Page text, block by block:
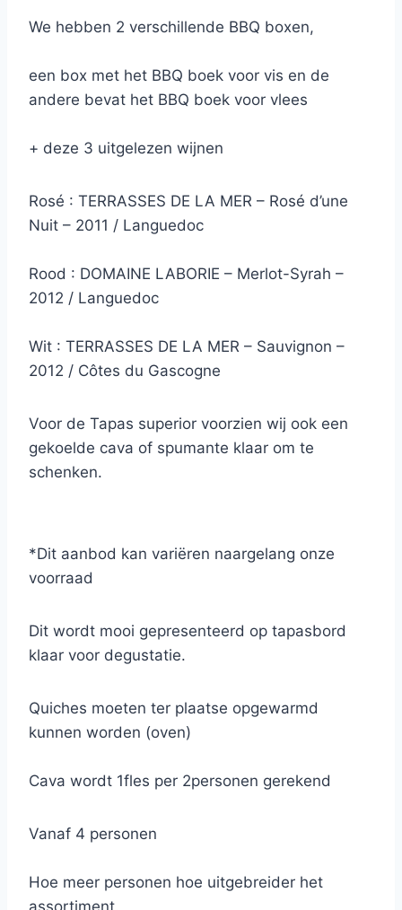
Feest ! ”
We hebben 2 verschillende BBQ boxen,
een box met het BBQ boek voor vis en de
andere bevat het BBQ boek voor vlees
+ deze 3 uitgelezen wijnen
Rosé : TERRASSES DE LA MER – Rosé d’une
Nuit – 2011 / Languedoc
Rood : DOMAINE LABORIE – Merlot-Syrah –
2012 / Languedoc
Wit : TERRASSES DE LA MER – Sauvignon –
2012 / Côtes du Gascogne
Voor de Tapas superior voorzien wij ook een
gekoelde cava of spumante klaar om te
schenken.
(olijven/ansjovis), manchego, chorizo, lomo,
gemarineerde scampi, gevulde peppadew,
gemarineerde zalmblokjes, inktvis, crackers
met tapenade en evt enkele quiches…
*Dit aanbod kan variëren naargelang onze
voorraad
Dit wordt mooi gepresenteerd op tapasbord
klaar voor degustatie.
Quiches moeten ter plaatse opgewarmd
kunnen worden (oven)
Cava wordt 1fles per 2personen gerekend
Vanaf 4 personen
Hoe meer personen hoe uitgebreider het
assortiment.